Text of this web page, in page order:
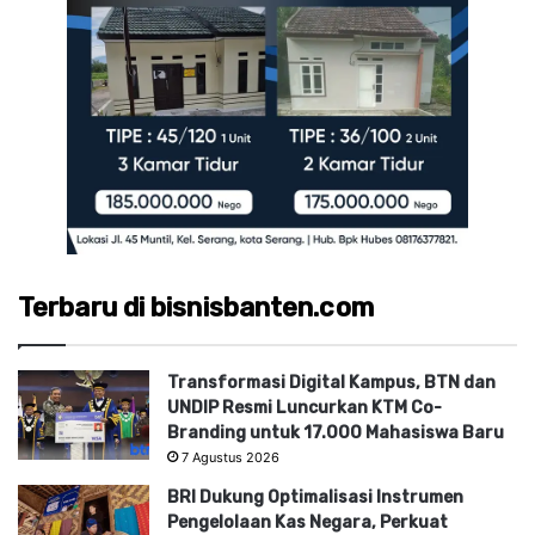
Terbaru di bisnisbanten.com
Transformasi Digital Kampus, BTN dan
UNDIP Resmi Luncurkan KTM Co-
Branding untuk 17.000 Mahasiswa Baru
7 Agustus 2026
BRI Dukung Optimalisasi Instrumen
Pengelolaan Kas Negara, Perkuat